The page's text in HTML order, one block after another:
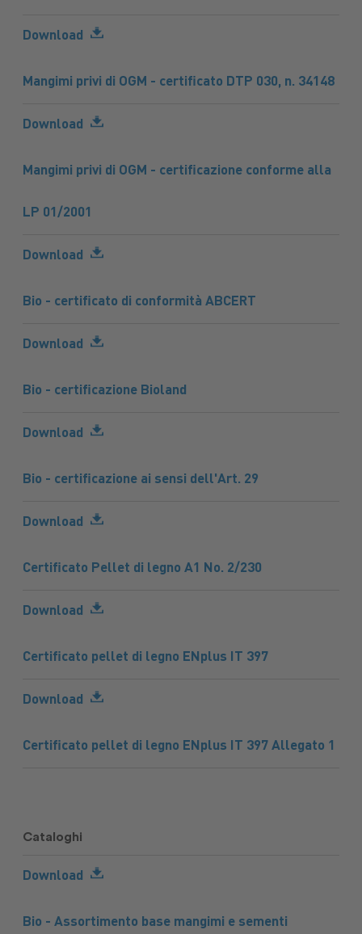
Download
Mangimi privi di OGM - certificato DTP 030, n. 34148
Download
Mangimi privi di OGM - certificazione conforme alla
LP 01/2001
Download
Bio - certificato di conformità ABCERT
Download
Bio - certificazione Bioland
Download
Bio - certificazione ai sensi dell'Art. 29
Download
Certificato Pellet di legno A1 No. 2/230
Download
Certificato pellet di legno ENplus IT 397
Download
Certificato pellet di legno ENplus IT 397 Allegato 1
Cataloghi
Download
Bio - Assortimento base mangimi e sementi